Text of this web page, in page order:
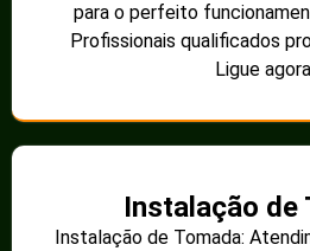
para o perfeito
Profissionais qualificados
Ligue
Instalação de
Instalação de Tomada: